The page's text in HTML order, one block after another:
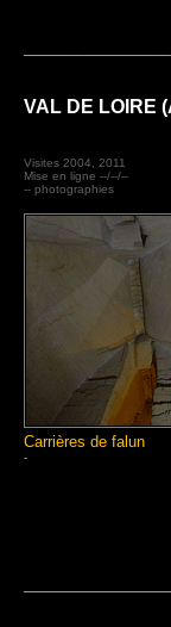
Visites 2004, 2011
Mise en ligne --/--/--
-- photographies
Carrières de falun
-
VAL DE LOIRE